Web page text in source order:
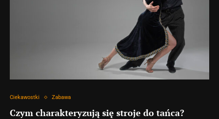
Ciekawostki Zabawa
Czym charakteryzują się stroje do tańca?